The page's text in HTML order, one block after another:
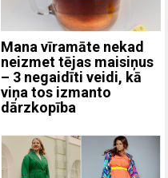
Mana vīramāte nekad
neizmet tējas maisiņus
– 3 negaidīti veidi, kā
viņa tos izmanto
dārzkopība